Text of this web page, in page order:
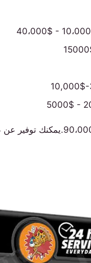
ما يقرب من $30،000 -